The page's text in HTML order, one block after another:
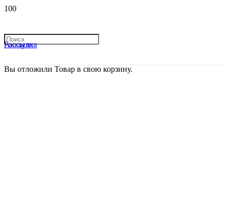
Рассылка
Аккаунт
Вы отложили Товар в свою корзину.